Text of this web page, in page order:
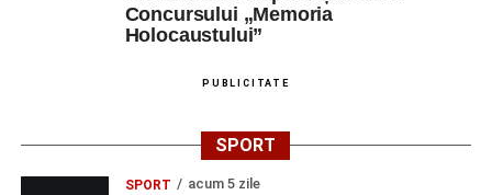
Sebeș – Sala de spectacole
– Proiecție cinematografică:
Gabi Virginia Șarga și Cătălin Rotaru, producător Gabi
Concursului „Memoria
Holocaustului”
PUBLICITATE
SPORT
SPORT acum 5 zile